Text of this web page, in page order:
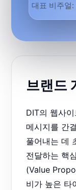
대표 비주얼
브랜드
DIT의 웹사
메시지를 간
풀어내는 데
전달하는 핵
(Value
비가 높은 타